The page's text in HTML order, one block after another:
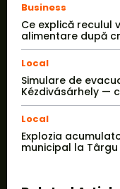
Business
Ce explică reculul
alimentare după
Local
Simulare de
Kézdivásárhely —
Local
Explozia
municipal la